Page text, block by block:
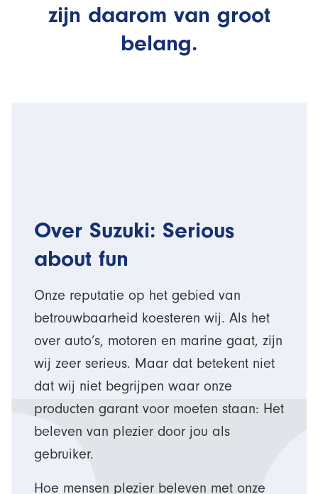
zijn daarom van groot
belang.
Over Suzuki: Serious
about fun
Onze reputatie op het gebied van
betrouwbaarheid koesteren wij. Als het
over auto’s, motoren en marine gaat, zijn
wij zeer serieus. Maar dat betekent niet
dat wij niet begrijpen waar onze
producten garant voor moeten staan: Het
beleven van plezier door jou als
gebruiker.
Hoe mensen plezier beleven met onze